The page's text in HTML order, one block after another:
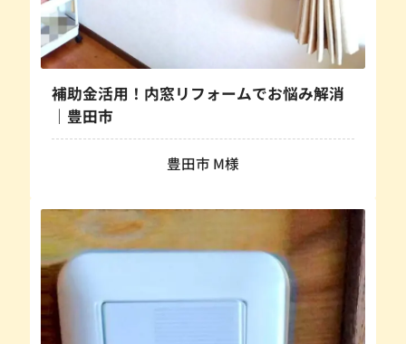
補助金活用！内窓リフォームでお悩み解消
｜豊田市
豊田市 M様